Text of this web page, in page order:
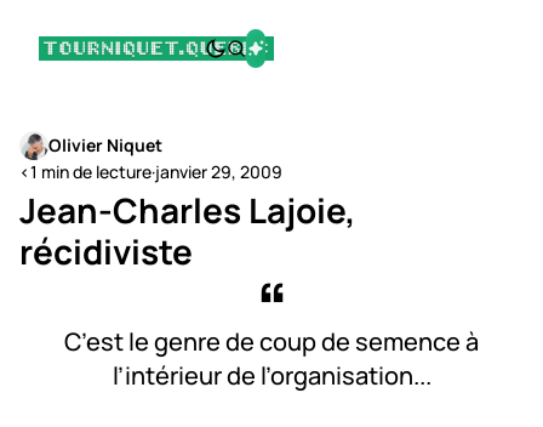
Olivier Niquet
<1 min de lecture·janvier 29, 2009
Jean-Charles Lajoie,
récidiviste
C’est le genre de coup de semence à
l’intérieur de l’organisation...